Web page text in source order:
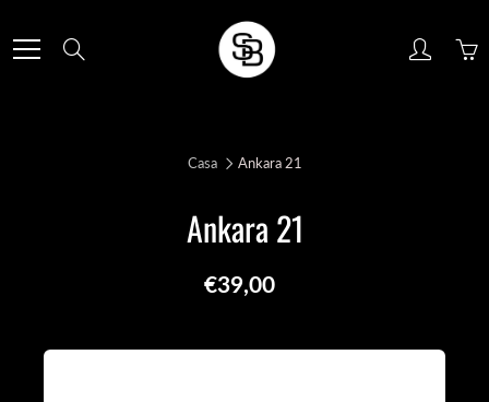
to
Content
Casa Ankara 21
Ankara 21
€39,00